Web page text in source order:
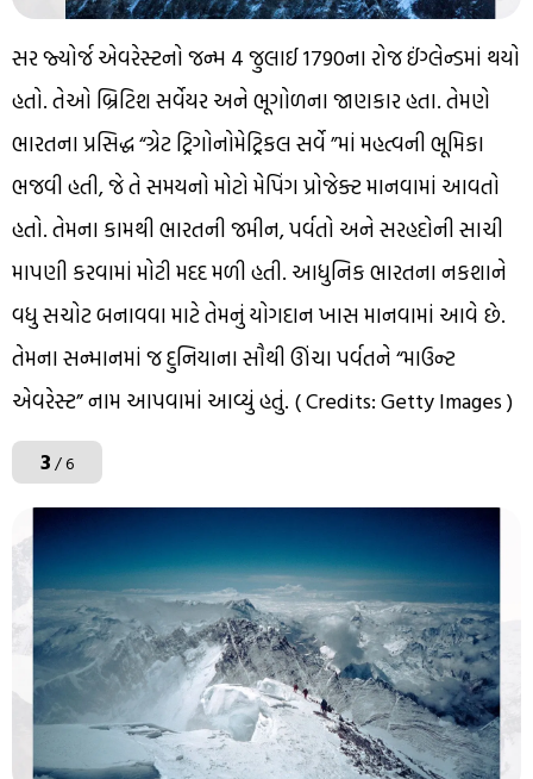
સર જ્યોર્જ એવરેસ્ટનો જન્મ 4 જુલાઈ 1790ના રોજ ઈંગ્લેન્ડમાં થયો
હતો. તેઓ બ્રિટિશ સર્વેયર અને ભૂગોળના જાણકાર હતા. તેમણે
ભારતના પ્રસિદ્ધ “ગ્રેટ ટ્રિગોનોમેટ્રિકલ સર્વે ”માં મહત્વની ભૂમિકા
ભજવી હતી, જે તે સમયનો મોટો મેપિંગ પ્રોજેક્ટ માનવામાં આવતો
હતો. તેમના કામથી ભારતની જમીન, પર્વતો અને સરહદોની સાચી
માપણી કરવામાં મોટી મદદ મળી હતી. આધુનિક ભારતના નકશાને
વધુ સચોટ બનાવવા માટે તેમનું યોગદાન ખાસ માનવામાં આવે છે.
તેમના સન્માનમાં જ દુનિયાના સૌથી ઊંચા પર્વતને “માઉન્ટ
એવરેસ્ટ” નામ આપવામાં આવ્યું હતું. ( Credits: Getty Images )
3/ 6